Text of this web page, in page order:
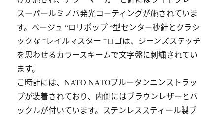
スーパールミノバ発光コーティングが施されていま
す。ベージュ “ロリポップ “型センター秒針とクラシ
ックな “レイルマスター “ロゴは、ジーンズステッチ
を思わせるカラースキームで文字盤に刺繍されてい
ます。
こ時計には、NATO NATOブルータンニンストラッ
プが装着されており、内側にはブラウンレザーとバ
ックルが付いています。ステンレススティール製ブ